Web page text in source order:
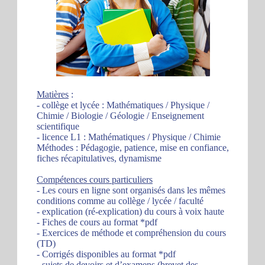
Matières :
- collège et lycée : Mathématiques / Physique /
Chimie / Biologie / Géologie / Enseignement
scientifique
- licence L1 : Mathématiques / Physique / Chimie
Méthodes : Pédagogie, patience, mise en confiance,
fiches récapitulatives, dynamisme
Compétences cours particuliers
- Les cours en ligne sont organisés dans les mêmes
conditions comme au collège / lycée / faculté
- explication (ré-explication) du cours à voix haute
- Fiches de cours au format *pdf
- Exercices de méthode et compréhension du cours
(TD)
- Corrigés disponibles au format *pdf